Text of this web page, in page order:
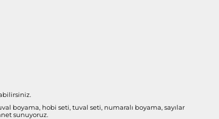
boyama, hobi seti, tuval seti, numaralı boyama, sayılar
sunuyoruz.